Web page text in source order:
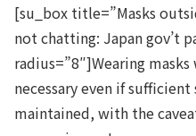
[su_box title=”Masks
not chatting: Japan gov’t
radius=”8″]Wearing
necessary even if
maintained, with the